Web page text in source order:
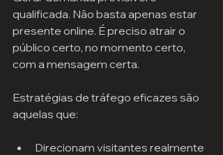
qualificada. Não basta apenas estar
presente online. É preciso atrair o
público certo, no momento certo,
com a mensagem certa.
Estratégias de tráfego eficazes são
aquelas que:
Direcionam visitantes realmente